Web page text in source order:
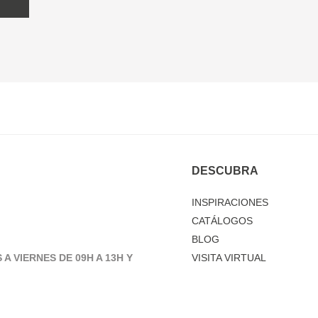
A VIERNES DE 09H A 13H Y
DESCUBRA
INSPIRACIONES
CATÁLOGOS
BLOG
VISITA VIRTUAL